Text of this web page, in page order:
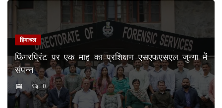
हिमाचल
फिंगरप्रिंट पर एक माह का प्रशिक्षण एसएफएसएल जुन्गा में
संपन्न
0